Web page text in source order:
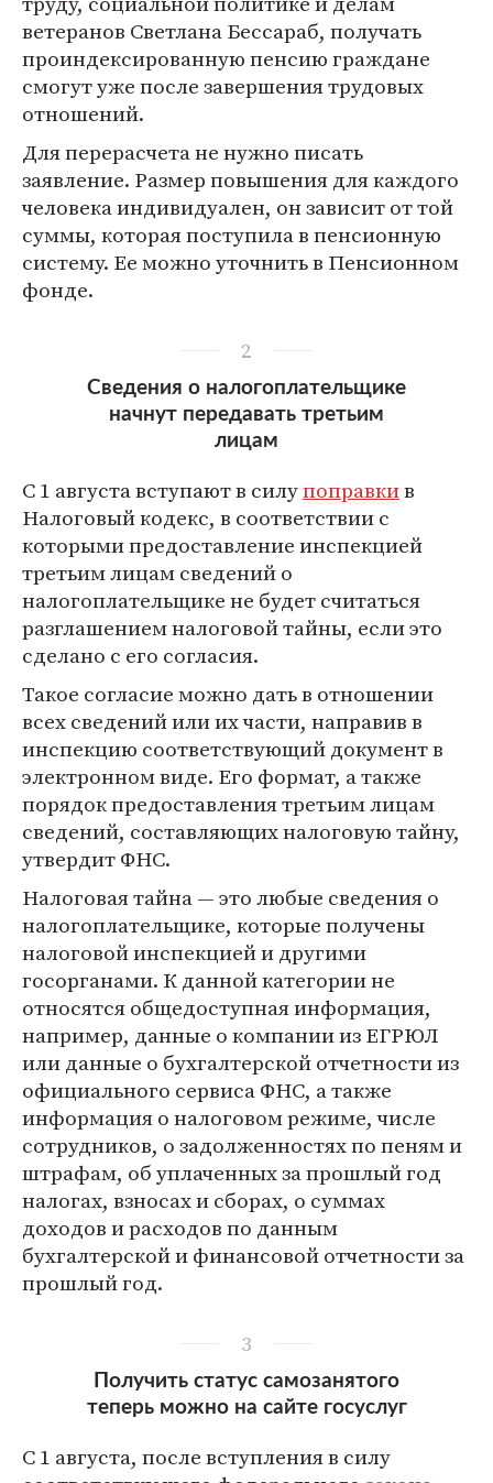
ветеранов Светлана Бессараб, получать
проиндексированную пенсию граждане
смогут уже после завершения трудовых
отношений.
Для перерасчета не нужно писать
заявление. Размер повышения для каждого
человека индивидуален, он зависит от той
суммы, которая поступила в пенсионную
систему. Ее можно уточнить в Пенсионном
фонде.
2
Сведения о налогоплательщике
начнут передавать третьим
лицам
С 1 августа вступают в силупоправкив
Налоговый кодекс, в соответствии с
которыми предоставление инспекцией
третьим лицам сведений о
налогоплательщике не будет считаться
разглашением налоговой тайны, если это
сделано с его согласия.
Такое согласие можно дать в отношении
всех сведений или их части, направив в
инспекцию соответствующий документ в
электронном виде. Его формат, а также
порядок предоставления третьим лицам
сведений, составляющих налоговую тайну,
утвердит ФНС.
Налоговая тайна — это любые сведения о
налогоплательщике, которые получены
налоговой инспекцией и другими
госорганами. К данной категории не
относятся общедоступная информация,
например, данные о компании из ЕГРЮЛ
или данные о бухгалтерской отчетности из
официального сервиса ФНС, а также
информация о налоговом режиме, числе
сотрудников, о задолженностях по пеням и
штрафам, об уплаченных за прошлый год
налогах, взносах и сборах, о суммах
доходов и расходов по данным
бухгалтерской и финансовой отчетности за
прошлый год.
3
Получить статус самозанятого
теперь можно на сайте госуслуг
С 1 августа, после вступления в силу